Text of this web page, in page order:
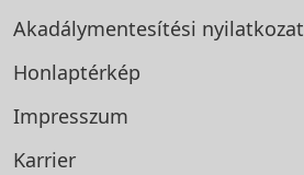
Akadálymentesítési nyilatkozat
Honlaptérkép
Impresszum
Karrier